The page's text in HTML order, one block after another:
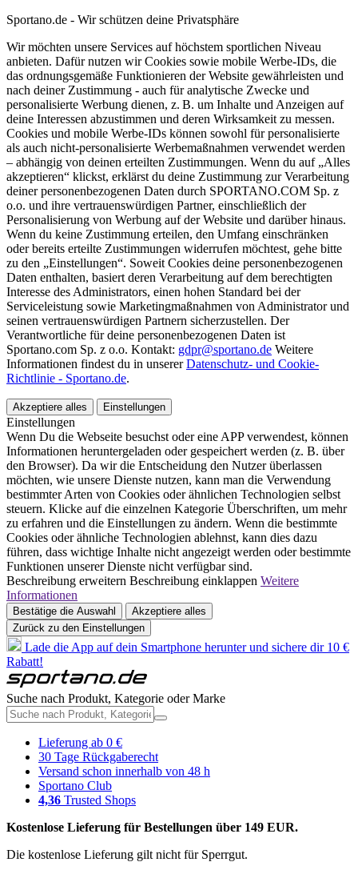
Sportano.de - Wir schützen deine Privatsphäre
Wir möchten unsere Services auf höchstem sportlichen Niveau
anbieten. Dafür nutzen wir Cookies sowie mobile Werbe-IDs, die
das ordnungsgemäße Funktionieren der Website gewährleisten und
nach deiner Zustimmung - auch für analytische Zwecke und
personalisierte Werbung dienen, z. B. um Inhalte und Anzeigen auf
deine Interessen abzustimmen und deren Wirksamkeit zu messen.
Cookies und mobile Werbe-IDs können sowohl für personalisierte
als auch nicht-personalisierte Werbemaßnahmen verwendet werden
– abhängig von deinen erteilten Zustimmungen. Wenn du auf „Alles
akzeptieren“ klickst, erklärst du deine Zustimmung zur Verarbeitung
deiner personenbezogenen Daten durch SPORTANO.COM Sp. z
o.o. und ihre vertrauenswürdigen Partner, einschließlich der
Personalisierung von Werbung auf der Website und darüber hinaus.
Wenn du keine Zustimmung erteilen, den Umfang einschränken
oder bereits erteilte Zustimmungen widerrufen möchtest, gehe bitte
zu den „Einstellungen“. Soweit Cookies deine personenbezogenen
Daten enthalten, basiert deren Verarbeitung auf dem berechtigten
Interesse des Administrators, einen hohen Standard bei der
Serviceleistung sowie Marketingmaßnahmen von Administrator und
seinen vertrauenswürdigen Partnern sicherzustellen. Der
Verantwortliche für deine personenbezogenen Daten ist
Sportano.com Sp. z o.o. Kontakt: gdpr@sportano.de Weitere
Informationen findest du in unsererDatenschutz- und Cookie-
Richtlinie - Sportano.de.
Akzeptiere alles Einstellungen
Einstellungen
Wenn Du die Webseite besuchst oder eine APP verwendest, können
Informationen heruntergeladen oder gespeichert werden (z. B. über
den Browser). Da wir die Entscheidung den Nutzer überlassen
möchten, wie unsere Dienste nutzen, kann man die Verwendung
bestimmter Arten von Cookies oder ähnlichen Technologien selbst
steuern. Klicke auf die einzelnen Kategorie Überschriften, um mehr
zu erfahren und die Einstellungen zu ändern. Wenn die bestimmte
Cookies oder ähnliche Technologien ablehnst, kann dies dazu
führen, dass wichtige Inhalte nicht angezeigt werden oder bestimmte
Funktionen unserer Dienste nicht verfügbar sind.
Beschreibung erweitern Beschreibung einklappen Weitere
Informationen
Bestätige die Auswahl
Akzeptiere alles
Zurück zu den Einstellungen
Lade die App auf dein Smartphone herunter und sichere dir 10 €
Rabatt!
Suche nach Produkt, Kategorie oder Marke
Lieferung ab 0 €
30 Tage Rückgaberecht
Versand schon innerhalb von 48 h
Sportano Club
4,36 Trusted Shops
Kostenlose Lieferung für Bestellungen über 149 EUR.
Die kostenlose Lieferung gilt nicht für Sperrgut.